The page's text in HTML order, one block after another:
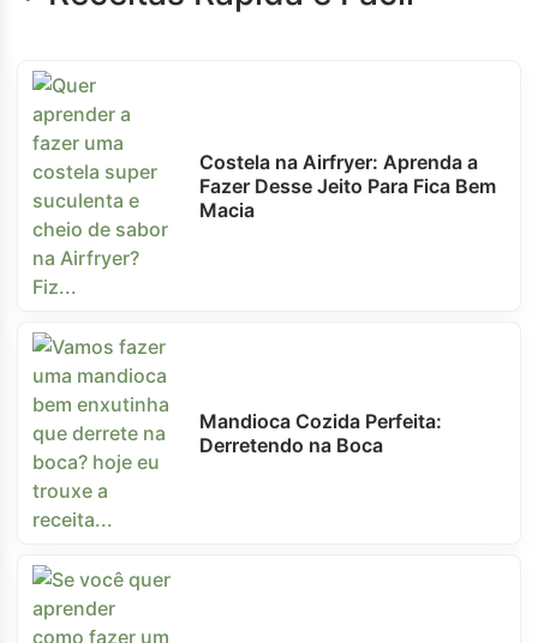
Costela na Airfryer: Aprenda a
Fazer Desse Jeito Para Fica Bem
Macia
Mandioca Cozida Perfeita:
Derretendo na Boca